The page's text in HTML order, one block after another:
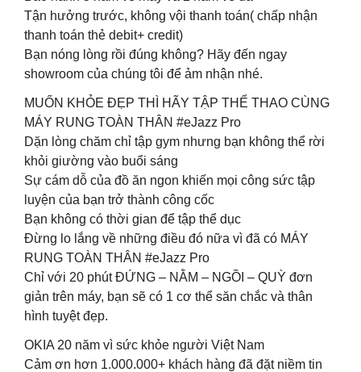
Tận hưởng trước, không vội thanh toán( chấp nhận
thanh toán thẻ debit+ credit)
Bạn nóng lòng rồi đúng không? Hãy đến ngay
showroom của chúng tôi để ảm nhận nhé.
MUỐN KHỎE ĐẸP THÌ HÃY TẬP THỂ THAO CÙNG
MÁY RUNG TOÀN THÂN #eJazz Pro
Dặn lòng chăm chỉ tập gym nhưng bạn không thể rời
khỏi giường vào buổi sáng
Sự cám dỗ của đồ ăn ngon khiến mọi công sức tập
luyện của bạn trở thành công cốc
Bạn không có thời gian để tập thể dục
Đừng lo lắng về những điều đó nữa vì đã có MÁY
RUNG TOÀN THÂN #eJazz Pro
Chỉ với 20 phút ĐỨNG – NẰM – NGỒI – QUỲ đơn
giản trên máy, bạn sẽ có 1 cơ thể săn chắc và thân
hình tuyệt đẹp.
OKIA 20 năm vì sức khỏe người Việt Nam
Cảm ơn hơn 1.000.000+ khách hàng đã đặt niềm tin